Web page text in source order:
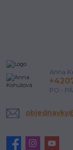
Anna
PO -
sleva